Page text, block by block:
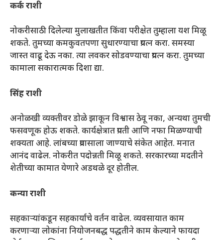
कर्क राशी
नोकरीसाठी दिलेल्या मुलाखतीत किंवा परीक्षेत तुम्हाला यश मिळू
शकते. तुमच्या कमकुवतपणा सुधारण्याचा प्रयत्न करा. समस्या
जास्त वाढू देऊ नका. त्या लवकर सोडवण्याचा प्रयत्न करा. तुमच्या
कामाला सकारात्मक दिशा द्या.
सिंह राशी
अनोळखी व्यक्तीवर डोळे झाकून विश्वास ठेवू नका, अन्यथा तुमची
फसवणूक होऊ शकते. कार्यक्षेत्रात प्रगती आणि नफा मिळण्याची
शक्यता आहे. लांबच्या प्रवासाला जाण्याचे संकेत आहेत. मनात
आनंद वाढेल. नोकरीत पदोन्नती मिळू शकते. सरकारच्या मदतीने
शेतीच्या कामात येणारे अडथळे दूर होतील.
कन्या राशी
सहकाऱ्यांकडून सहकार्याचे वर्तन वाढेल. व्यवसायात काम
करणाऱ्या लोकांना नियोजनबद्ध पद्धतीने काम केल्याने फायदा